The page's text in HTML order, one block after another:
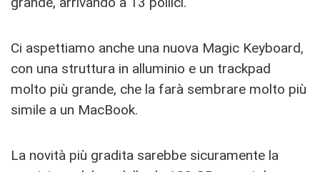
Ci aspettiamo anche una nuova Magic Keyboard,
con una struttura in alluminio e un trackpad
molto più grande, che la farà sembrare molto più
simile a un MacBook.
La novità più gradita sarebbe sicuramente la